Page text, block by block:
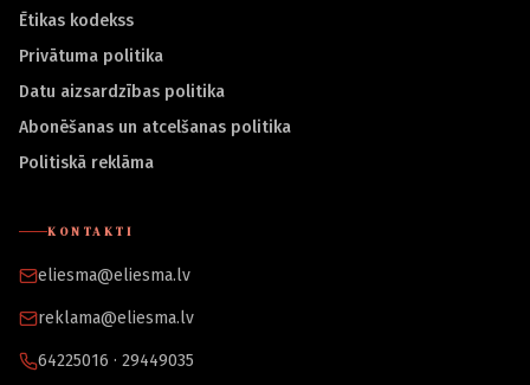
Ētikas kodekss
Privātuma politika
Datu aizsardzības politika
Abonēšanas un atcelšanas politika
Politiskā reklāma
KONTAKTI
eliesma@eliesma.lv
reklama@eliesma.lv
64225016 · 29449035